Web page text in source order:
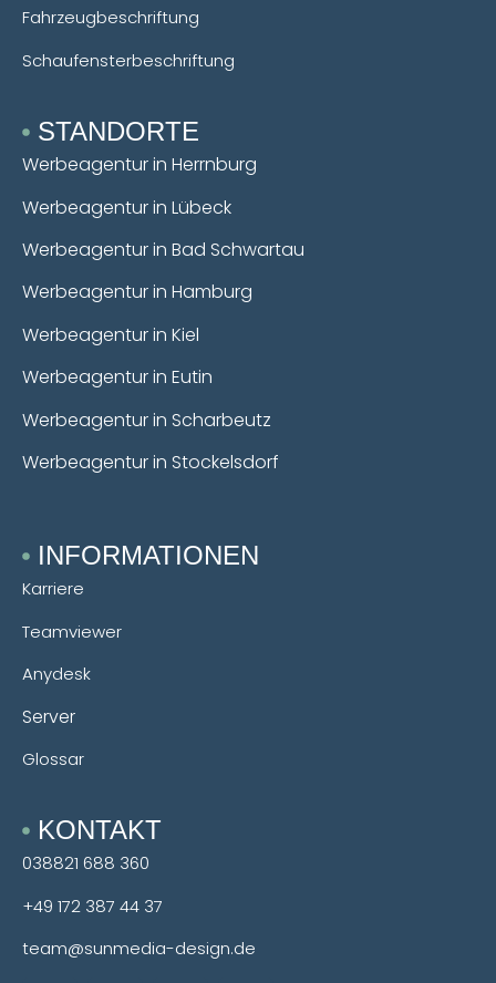
Fahrzeugbeschriftung
Schaufensterbeschriftung
STANDORTE
Werbeagentur in Herrnburg
Werbeagentur in Lübeck
Werbeagentur in Bad Schwartau
Werbeagentur in Hamburg
Werbeagentur in Kiel
Werbeagentur in Eutin
Werbeagentur in Scharbeutz
Werbeagentur in Stockelsdorf
INFORMATIONEN
Karriere
Teamviewer
Anydesk
Server
Glossar
KONTAKT
038821 688 360
+49 172 387 44 37
team@sunmedia-design.de